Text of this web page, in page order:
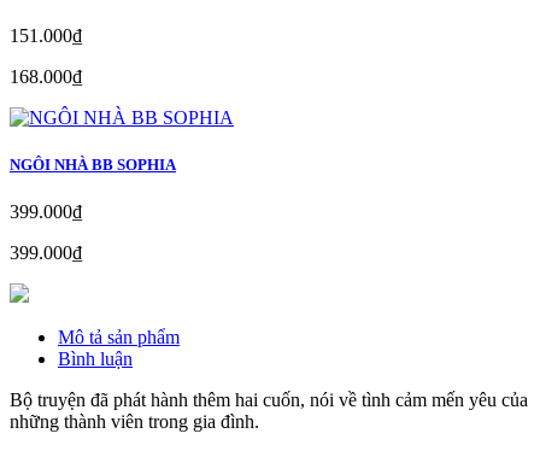
151.000₫
168.000₫
NGÔI NHÀ BB SOPHIA
399.000₫
399.000₫
Mô tả sản phẩm
Bình luận
Bộ truyện đã phát hành thêm hai cuốn, nói về tình cảm mến yêu của
những thành viên trong gia đình.